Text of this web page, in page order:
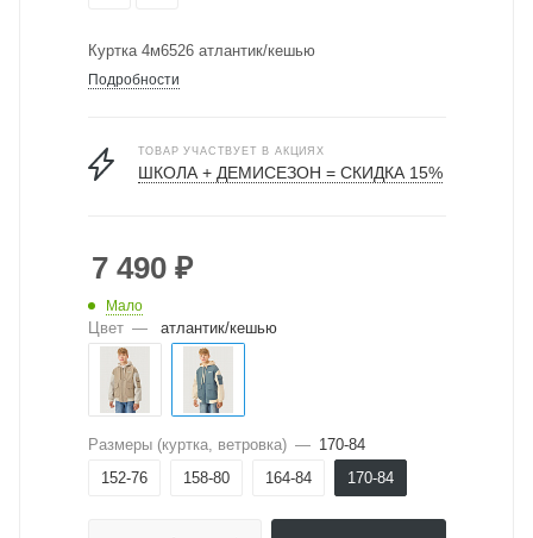
Куртка 4м6526 атлантик/кешью
Подробности
ТОВАР УЧАСТВУЕТ В АКЦИЯХ
ШКОЛА + ДЕМИСЕЗОН = СКИДКА 15%
7 490₽
Мало
Цвет — атлантик/кешью
Размеры (куртка, ветровка) — 170-84
152-76
158-80 164-84 170-84